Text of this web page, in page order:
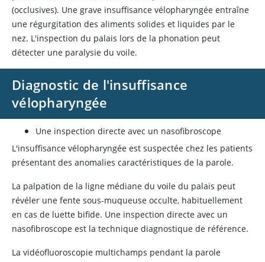
(occlusives). Une grave insuffisance vélopharyngée entraîne
une régurgitation des aliments solides et liquides par le
nez. L'inspection du palais lors de la phonation peut
détecter une paralysie du voile.
Diagnostic de l'insuffisance
vélopharyngée
Une inspection directe avec un nasofibroscope
L'insuffisance vélopharyngée est suspectée chez les patients
présentant des anomalies caractéristiques de la parole.
La palpation de la ligne médiane du voile du palais peut
révéler une fente sous-muqueuse occulte, habituellement
en cas de luette bifide. Une inspection directe avec un
nasofibroscope est la technique diagnostique de référence.
La vidéofluoroscopie multichamps pendant la parole